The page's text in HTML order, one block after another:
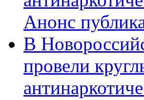
Анонс
В
провели